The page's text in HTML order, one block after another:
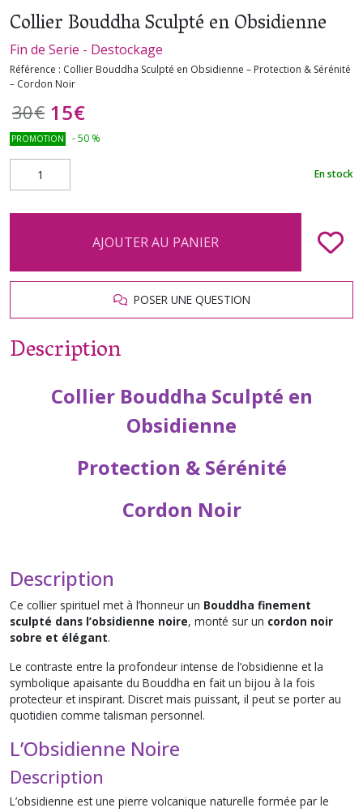
Collier Bouddha Sculpté en Obsidienne
Fin de Serie - Destockage
Référence : Collier Bouddha Sculpté en Obsidienne – Protection & Sérénité
– Cordon Noir
30€ 15€
PROMOTION -50 %
En stock
AJOUTER AU PANIER
POSER UNE QUESTION
Description
Collier Bouddha Sculpté en
Obsidienne
Protection & Sérénité
Cordon Noir
Description
Ce collier spirituel met à l’honneur un Bouddha finement
sculpté dans l’obsidienne noire, monté sur un cordon noir
sobre et élégant.
Le contraste entre la profondeur intense de l’obsidienne et la
symbolique apaisante du Bouddha en fait un bijou à la fois
protecteur et inspirant. Discret mais puissant, il peut se porter au
quotidien comme talisman personnel.
L’Obsidienne Noire
Description
L’obsidienne est une pierre volcanique naturelle formée par le